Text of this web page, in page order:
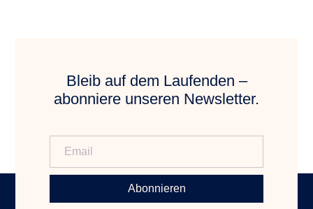
Bleib auf dem Laufenden –
abonniere unseren Newsletter.
Abonnieren